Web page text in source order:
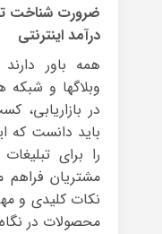
ضرورت شناخت
درآمد اینترنتی
همه باور
وبلاگها و
در بازاریابی،
باید دانست که
را برای
مشتریان
نکات کلیدی و
محصولات در